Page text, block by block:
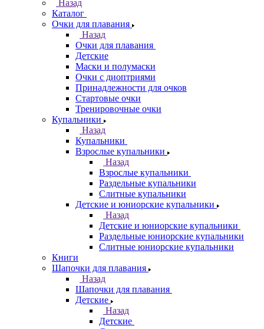
Назад
Каталог
Очки для плавания
Назад
Очки для плавания
Детские
Маски и полумаски
Очки с диоптриями
Принадлежности для очков
Стартовые очки
Тренировочные очки
Купальники
Назад
Купальники
Взрослые купальники
Назад
Взрослые купальники
Раздельные купальники
Слитные купальники
Детские и юниорские купальники
Назад
Детские и юниорские купальники
Раздельные юниорские купальники
Слитные юниорские купальники
Книги
Шапочки для плавания
Назад
Шапочки для плавания
Детские
Назад
Детские